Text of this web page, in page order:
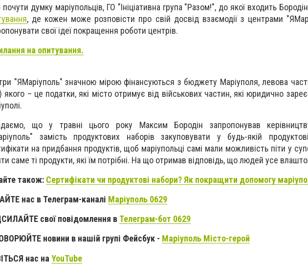
думку маріупольців, ГО "Ініціативна група "Разом!", до якої входить
, де кожен може розповісти про свій досвід взаємодії з центрами
свої ідеї покращення роботи центрів.
на опитування.
"ЯМаріуполь" значною мірою фінансуються з бюджету Маріуполя, левова
якого – це податки, які місто отримує від військових частин, які юридично
що у травні цього року Максим Бородін запропонував
замість продуктових наборів закуповувати у будь-якій
на придбання продуктів, щоб маріупольці самі мали можливість піти у
саме ті продукти, які їм потрібні. На що отримав відповідь, що людей усе
також: Сертифікати чи продуктові набори? Як покращити допомогу
нас в Телеграм-каналі Маріуполь 0629
свої повідомлення в Телеграм-бот 0629
новини в нашій групі Фейсбук - Маріуполь Місто-герой
нас на YouTube